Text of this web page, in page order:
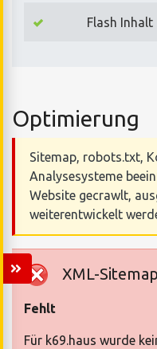
Flash Inhalt
Optimierung
Sitemap, robots.txt,
Analysesysteme
Website gecrawlt,
weiterentwickelt
XML-Sitemap
Fehlt
Für k69.haus wurde